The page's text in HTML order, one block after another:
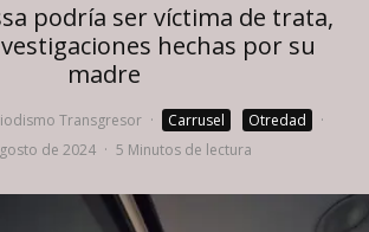
podría ser víctima de trata,
hechas por su
madre
Transgresor · Carrusel Otredad
·
de 2024 · 5 Minutos de lectura